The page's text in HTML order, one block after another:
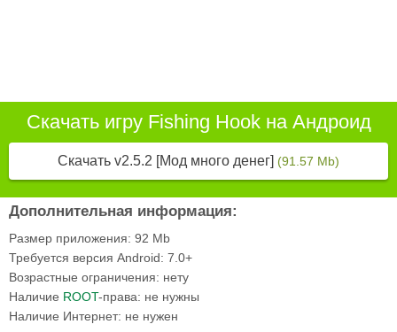
Скачать игру Fishing Hook на Андроид
Скачать v2.5.2 [Мод много денег] (91.57 Mb)
Дополнительная информация:
Размер приложения: 92 Mb
Требуется версия Android: 7.0+
Возрастные ограничения: нету
Наличие ROOT-права: не нужны
Наличие Интернет: не нужен